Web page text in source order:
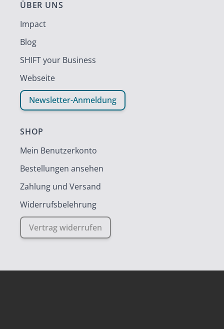
ÜBER UNS
Impact
Blog
SHIFT your Business
Webseite
Newsletter-Anmeldung
SHOP
Mein Benutzerkonto
Bestellungen ansehen
Zahlung und Versand
Widerrufsbelehrung
Vertrag widerrufen